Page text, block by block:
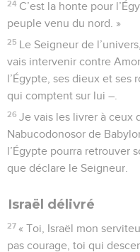
24 C’est la honte pour
peuple venu du nord. »
25 Le Seigneur de
vais intervenir contre
l’Égypte, ses dieux et ses
qui comptent sur lui –.
26 Je vais les livrer à ceux
Nabucodonosor de
l’Égypte pourra retrouver
que déclare le Seigneur.
Israël délivré
27 « Toi, Israël mon
pas courage, toi qui